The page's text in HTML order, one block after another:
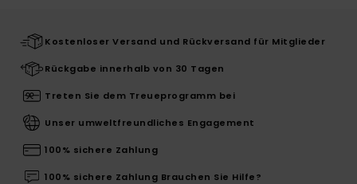
Kostenloser Versand und Rückversand für Mitglieder
Rückgabe innerhalb von 30 Tagen
Treten Sie dem Treueprogramm bei
Unser umweltfreundliches Engagement
100% sichere Zahlung
100% sichere Zahlung Brauchen Sie Hilfe?